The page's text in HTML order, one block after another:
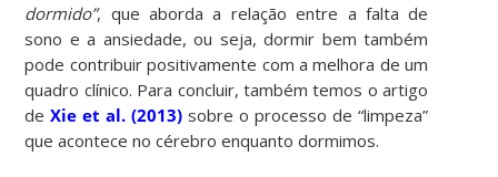
dormido”, que aborda a relação entre a falta de
sono e a ansiedade, ou seja, dormir bem também
pode contribuir positivamente com a melhora de um
quadro clínico. Para concluir, também temos o artigo
deXie etal. (2013) sobre o processo de “limpeza”
que acontece no cérebro enquanto dormimos.